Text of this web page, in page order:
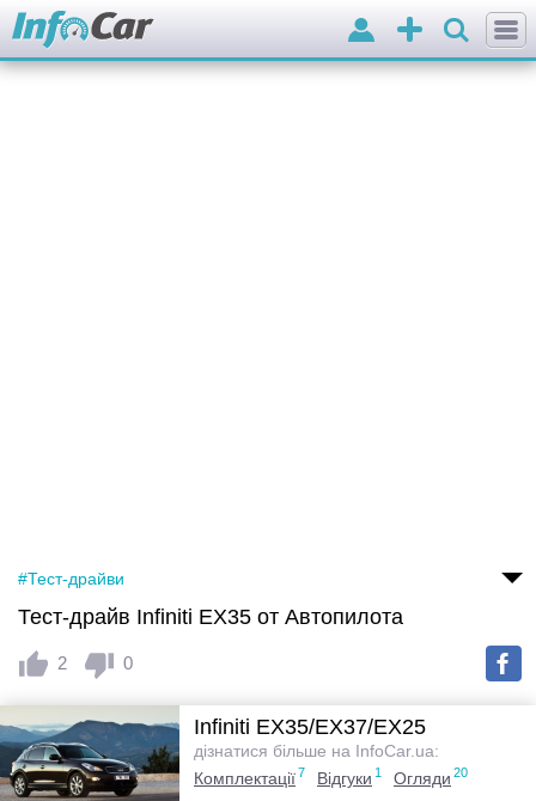
Додати
оголошення
Вхід
#Тест-драйви
Тест-драйв Infiniti EX35 от Автопилота
2 0
Infiniti EX35/EX37/EX25
дізнатися більше на InfoCar.ua:
Комплектації7 Відгуки 1 Огляди 20